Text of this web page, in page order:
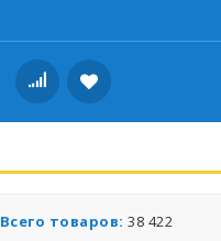
Всего товаров: 38 422